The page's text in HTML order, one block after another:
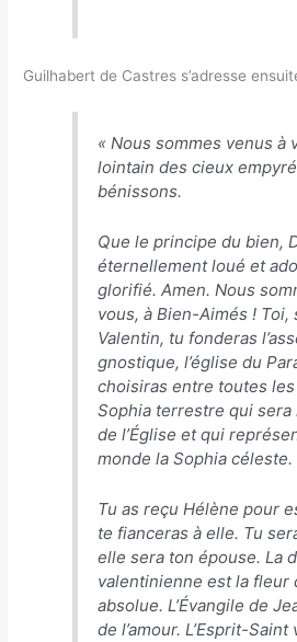
Guilhabert de Castres s’adresse
«Nous sommes venus à
lointain des cieux
bénissons.
Que le principe du bien,
éternellement loué et
glorifié. Amen. Nous
vous, à Bien-Aimés ! Toi,
Valentin, tu fonderas
gnostique, l’église du
choisiras entre toutes
Sophia terrestre qui
de l’Église et qui
monde la Sophia céleste.
Tu as reçu Hélène pour
te fianceras à elle. Tu
elle sera ton épouse. La
valentinienne est la fleur
absolue. L’Évangile de
de l’amour. L’Esprit-